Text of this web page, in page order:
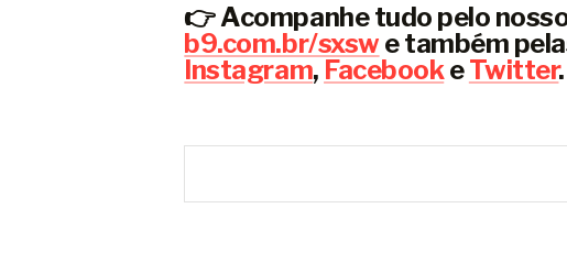
👉 Acompanhe tudo pelo
b9.com.br/sxsw e também
Instagram, FacebookeTwitter.